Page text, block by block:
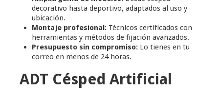
decorativo hasta deportivo, adaptados al uso y
ubicación.
Montaje profesional: Técnicos certificados con
herramientas y métodos de fijación avanzados.
Presupuesto sin compromiso: Lo tienes en tu
correo en menos de 24 horas.
ADT Césped Artificial